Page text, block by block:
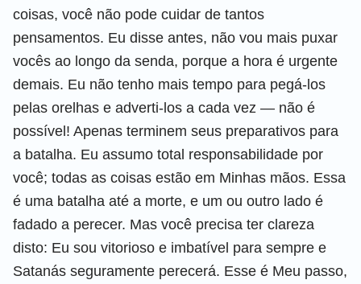
coisas, você não pode cuidar de tantos
pensamentos. Eu disse antes, não vou mais puxar
vocês ao longo da senda, porque a hora é urgente
demais. Eu não tenho mais tempo para pegá-los
pelas orelhas e adverti-los a cada vez — não é
possível! Apenas terminem seus preparativos para
a batalha. Eu assumo total responsabilidade por
você; todas as coisas estão em Minhas mãos. Essa
é uma batalha até a morte, e um ou outro lado é
fadado a perecer. Mas você precisa ter clareza
disto: Eu sou vitorioso e imbatível para sempre e
Satanás seguramente perecerá. Esse é Meu passo,